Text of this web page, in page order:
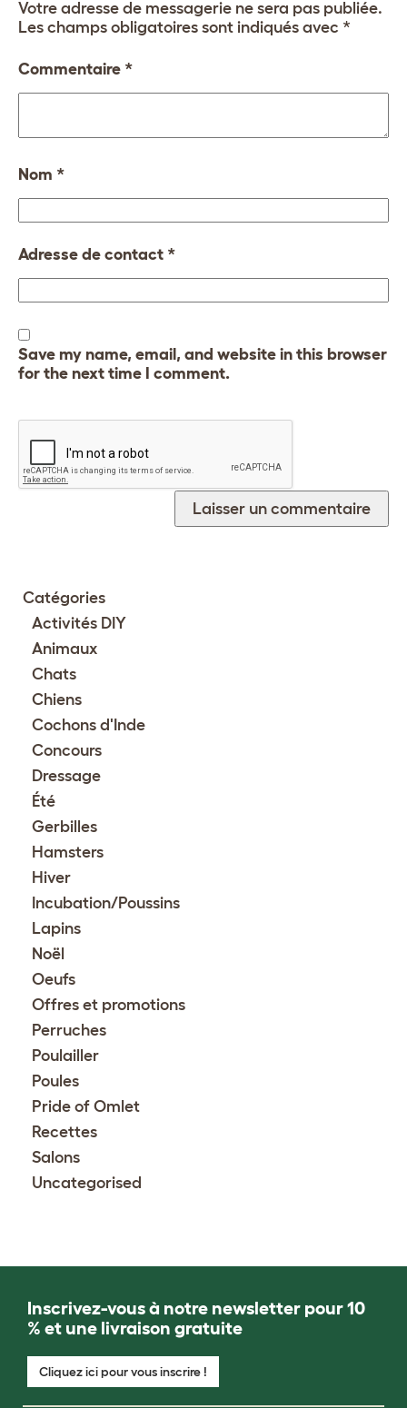
Votre adresse de messagerie ne sera pas publiée.
Les champs obligatoires sont indiqués avec *
Commentaire *
Nom *
Adresse de contact *
Save my name, email, and website in this browser
for the next time I comment.
Catégories
Activités DIY
Animaux
Chats
Chiens
Cochons d'Inde
Concours
Dressage
Été
Gerbilles
Hamsters
Hiver
Incubation/Poussins
Lapins
Noël
Oeufs
Offres et promotions
Perruches
Poulailler
Poules
Pride of Omlet
Recettes
Salons
Uncategorised
Inscrivez-vous à notre newsletter pour 10
% et une livraison gratuite
Cliquez ici pour vous inscrire !